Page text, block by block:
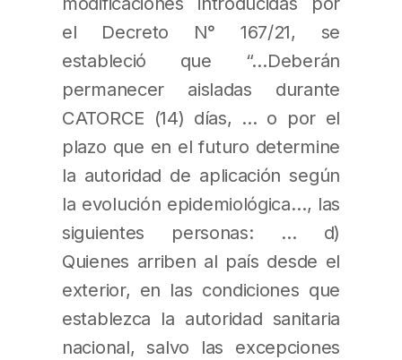
el Decreto N° 167/21, se
estableció que “…Deberán
permanecer aisladas durante
CATORCE (14) días, … o por el
plazo que en el futuro determine
la autoridad de aplicación según
la evolución epidemiológica…, las
siguientes personas: … d)
Quienes arriben al país desde el
exterior, en las condiciones que
establezca la autoridad sanitaria
nacional, salvo las excepciones